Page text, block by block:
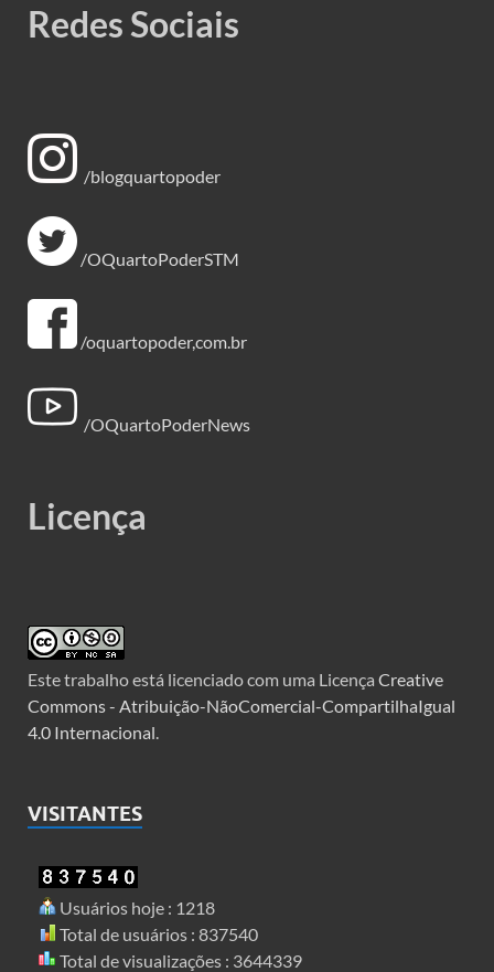
Redes Sociais
/blogquartopoder
/OQuartoPoderSTM
/oquartopoder,com.br
/OQuartoPoderNews
Licença
Este trabalho está licenciado com uma Licença Creative
Commons - Atribuição-NãoComercial-CompartilhaIgual
4.0 Internacional
VISITANTES
Usuários hoje : 1218
Total de usuários : 837540
Total de visualizações : 3644339